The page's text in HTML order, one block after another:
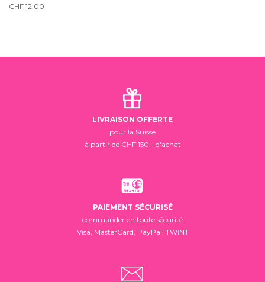
CHF 12.00
LIVRAISON OFFERTE
pour la Suisse
à partir de CHF 150.- d'achat
PAIEMENT SÉCURISÉ
commander en toute sécurité
Visa, MasterCard, PayPal, TWINT